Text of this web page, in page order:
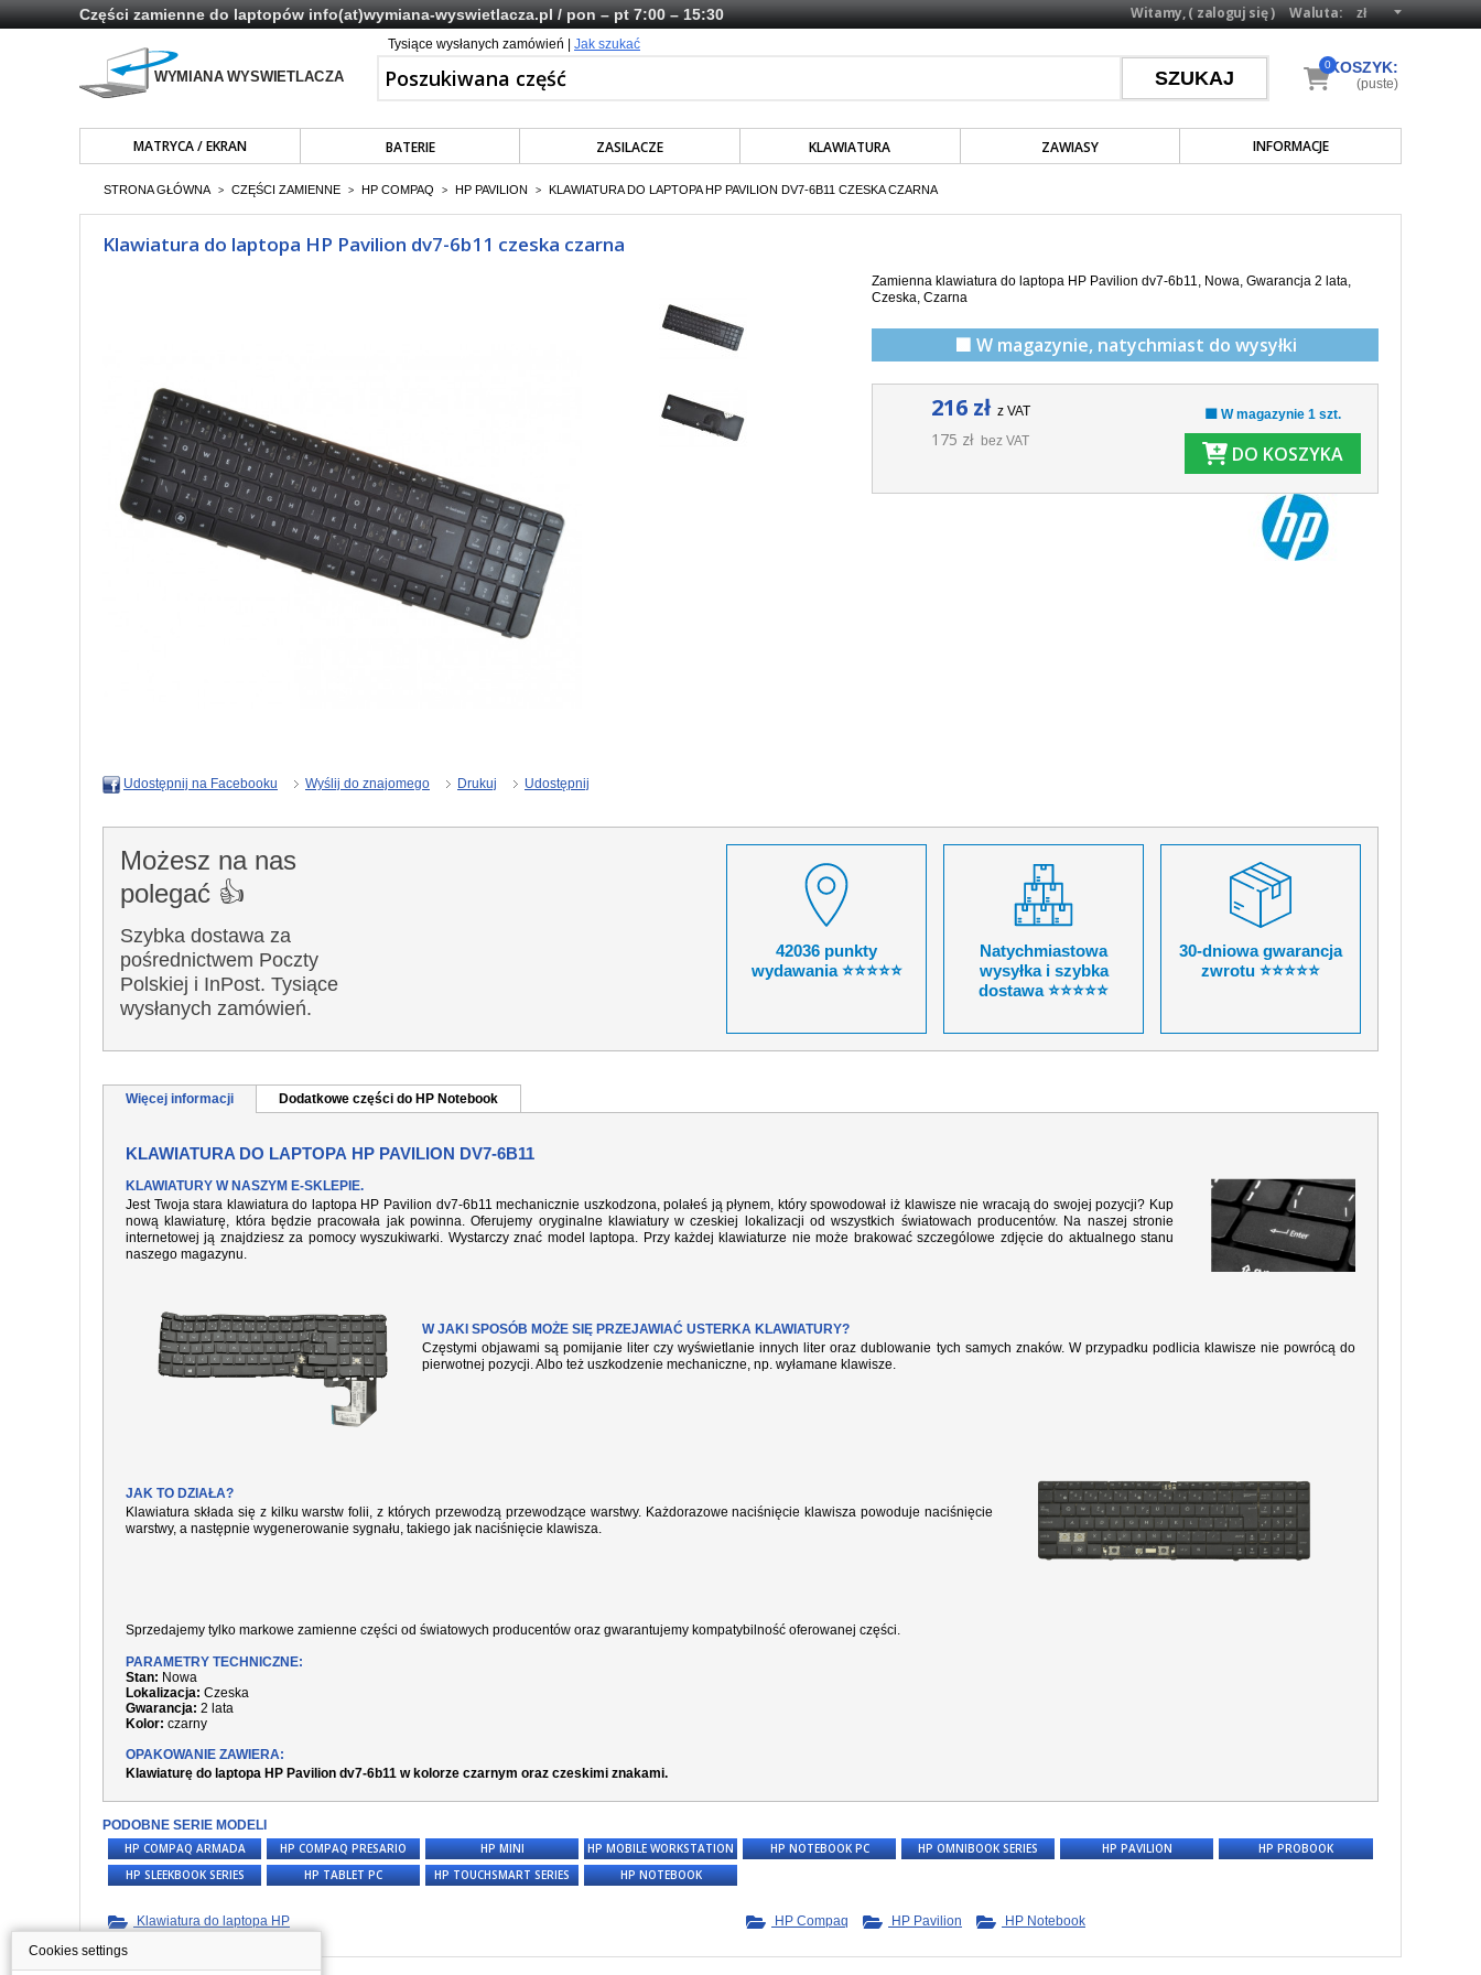
Części zamienne do laptopówinfo(at)wymiana-wyswietlacza.pl/ pon – pt 7:00 – 15:30 Waluta:
Witamy, (zaloguj się)
Tysiące wysłanych zamówień | Jak szukać
MATRYCA / EKRAN BATERIE ZASILACZE KLAWIATURA ZAWIASY INFORMACJE
KOSZYK:
0
(puste)
STRONA GŁÓWNA > CZĘŚCI ZAMIENNE > HP COMPAQ > HP PAVILION > KLAWIATURA DO LAPTOPA HP PAVILION DV7-6B11 CZESKA CZARNA
Klawiatura do laptopa HP Pavilion dv7-6b11 czeska czarna
Zamienna klawiatura do laptopa HP Pavilion dv7-6b11, Nowa, Gwarancja 2 lata,
Czeska, Czarna
🟩 W magazynie, natychmiast do wysyłki
216 zł z VAT
175 zł bez VAT
🟩 W magazynie 1 szt.
DO KOSZYKA
Udostępnij na Facebooku Wyślij do znajomego Drukuj Udostępnij
Możesz na nas
polegać 👍
Szybka dostawa za
pośrednictwem Poczty
Polskiej i InPost. Tysiące
wysłanych zamówień.
42036 punkty
wydawania ⭐⭐⭐⭐⭐
Natychmiastowa
wysyłka i szybka
dostawa ⭐⭐⭐⭐⭐
30-dniowa gwarancja
zwrotu ⭐⭐⭐⭐⭐
Więcej informacji Dodatkowe części do HP Notebook
KLAWIATURA DO LAPTOPA HP PAVILION DV7-6B11
KLAWIATURY W NASZYM E-SKLEPIE.
Jest Twoja stara klawiatura do laptopa HP Pavilion dv7-6b11 mechanicznie uszkodzona, polałeś ją płynem, który spowodował iż klawisze nie wracają do swojej pozycji? Kup
nową klawiaturę, która będzie pracowała jak powinna. Oferujemy oryginalne klawiatury w czeskiej lokalizacji od wszystkich światowach producentów. Na naszej stronie
internetowej ją znajdziesz za pomocy wyszukiwarki. Wystarczy znać model laptopa. Przy każdej klawiaturze nie może brakować szczególowe zdjęcie do aktualnego stanu
naszego magazynu.
W JAKI SPOSÓB MOŻE SIĘ PRZEJAWIAĆ USTERKA KLAWIATURY?
Częstymi objawami są pomijanie liter czy wyświetlanie innych liter oraz dublowanie tych samych znaków. W przypadku podlicia klawisze nie powrócą do
pierwotnej pozycji. Albo też uszkodzenie mechaniczne, np. wyłamane klawisze.
JAK TO DZIAŁA?
Klawiatura składa się z kilku warstw folii, z których przewodzą przewodzące warstwy. Każdorazowe naciśnięcie klawisza powoduje naciśnięcie
warstwy, a następnie wygenerowanie sygnału, takiego jak naciśnięcie klawisza.
Sprzedajemy tylko markowe zamienne części od światowych producentów oraz gwarantujemy kompatybilność oferowanej części.
PARAMETRY TECHNICZNE:
Stan: Nowa
Lokalizacja: Czeska
Gwarancja: 2 lata
Kolor: czarny
OPAKOWANIE ZAWIERA:
Klawiaturę do laptopa HP Pavilion dv7-6b11 w kolorze czarnym oraz czeskimi znakami.
PODOBNE SERIE MODELI
HP COMPAQ ARMADA
HP COMPAQ PRESARIO HP MINI HP MOBILE WORKSTATION HP NOTEBOOK PC HP OMNIBOOK SERIES HP PAVILION
HP PROBOOK
HP SLEEKBOOK SERIES
HP TABLET PC HP TOUCHSMART SERIES HP NOTEBOOK
Klawiatura do laptopa HP HP Compaq HP Pavilion
HP Notebook
Cookies settings